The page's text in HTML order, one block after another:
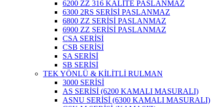
6200 ZZ 316 KALİTE PASLANMAZ
6300 2RS SERİSİ PASLANMAZ
6800 ZZ SERİSİ PASLANMAZ
6900 ZZ SERİSİ PASLANMAZ
CSA SERİSİ
CSB SERİSİ
SA SERİSİ
SB SERİSİ
TEK YÖNLÜ & KİLİTLİ RULMAN
3000 SERİSİ
AS SERİSİ (6200 KAMALI MASURALI)
ASNU SERİSİ (6300 KAMALI MASURALI)